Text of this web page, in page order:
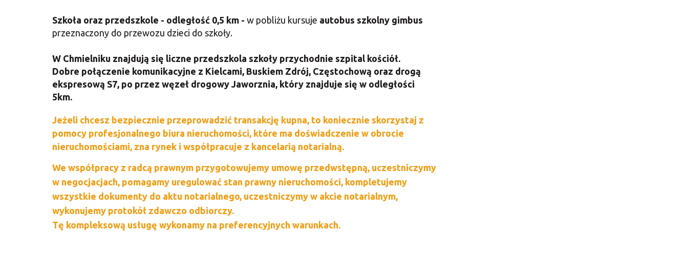
Szkoła oraz przedszkole - odległość 0,5 km - w pobliżu kursuje autobus szkolny gimbus
przeznaczony do przewozu dzieci do szkoły.
W Chmielniku znajdują się liczne przedszkola szkoły przychodnie szpital kościół.
Dobre połączenie komunikacyjne z Kielcami, Buskiem Zdrój, Częstochową oraz drogą
ekspresową S7, po przez węzeł drogowy Jaworznia, który znajduje się w odległości
5km.
Jeżeli chcesz bezpiecznie przeprowadzić transakcję kupna, to koniecznie skorzystaj z
pomocy profesjonalnego biura nieruchomości, które ma doświadczenie w obrocie
nieruchomościami, zna rynek i współpracuje z kancelarią notarialną.
We współpracy z radcą prawnym przygotowujemy umowę przedwstępną, uczestniczymy
w negocjacjach, pomagamy uregulować stan prawny nieruchomości, kompletujemy
wszystkie dokumenty do aktu notarialnego, uczestniczymy w akcie notarialnym,
wykonujemy protokół zdawczo odbiorczy.
Tę kompleksową usługę wykonamy na preferencyjnych warunkach.